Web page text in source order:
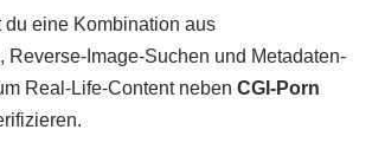
du eine Kombination aus
, Reverse-Image-Suchen und Metadaten-
Real-Life-Content neben CGI-Porn